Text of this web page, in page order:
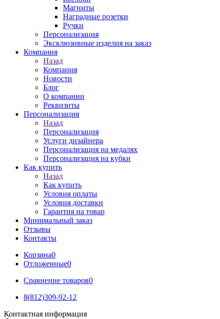
Магниты
Наградные розетки
Ручки
Персонализация
Эксклюзивные изделия на заказ
Компания
Назад
Компания
Новости
Блог
О компании
Реквизиты
Персонализация
Назад
Персонализация
Услуги дизайнера
Персонализация на медалях
Персонализация на кубки
Как купить
Назад
Как купить
Условия оплаты
Условия доставки
Гарантия на товар
Минимальный заказ
Отзывы
Контакты
Корзина0
Отложенные0
Сравнение товаров0
8(812)309-92-12
Контактная информация